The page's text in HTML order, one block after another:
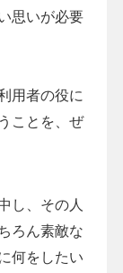
思いが必要
用者の役に
ことを、ぜ
し、その人
ろん素敵な
何をしたい